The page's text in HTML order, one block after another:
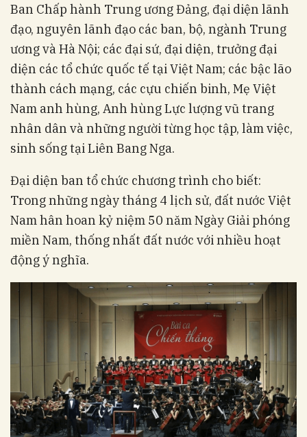
Ban Chấp hành Trung ương Đảng, đại diện lãnh
đạo, nguyên lãnh đạo các ban, bộ, ngành Trung
ương và Hà Nội; các đại sứ, đại diện, trưởng đại
diện các tổ chức quốc tế tại Việt Nam; các bậc lão
thành cách mạng, các cựu chiến binh, Mẹ Việt
Nam anh hùng, Anh hùng Lực lượng vũ trang
nhân dân và những người từng học tập, làm việc,
sinh sống tại Liên Bang Nga.
Đại diện ban tổ chức chương trình cho biết:
Trong những ngày tháng 4 lịch sử, đất nước Việt
Nam hân hoan kỷ niệm 50 năm Ngày Giải phóng
miền Nam, thống nhất đất nước với nhiều hoạt
động ý nghĩa.